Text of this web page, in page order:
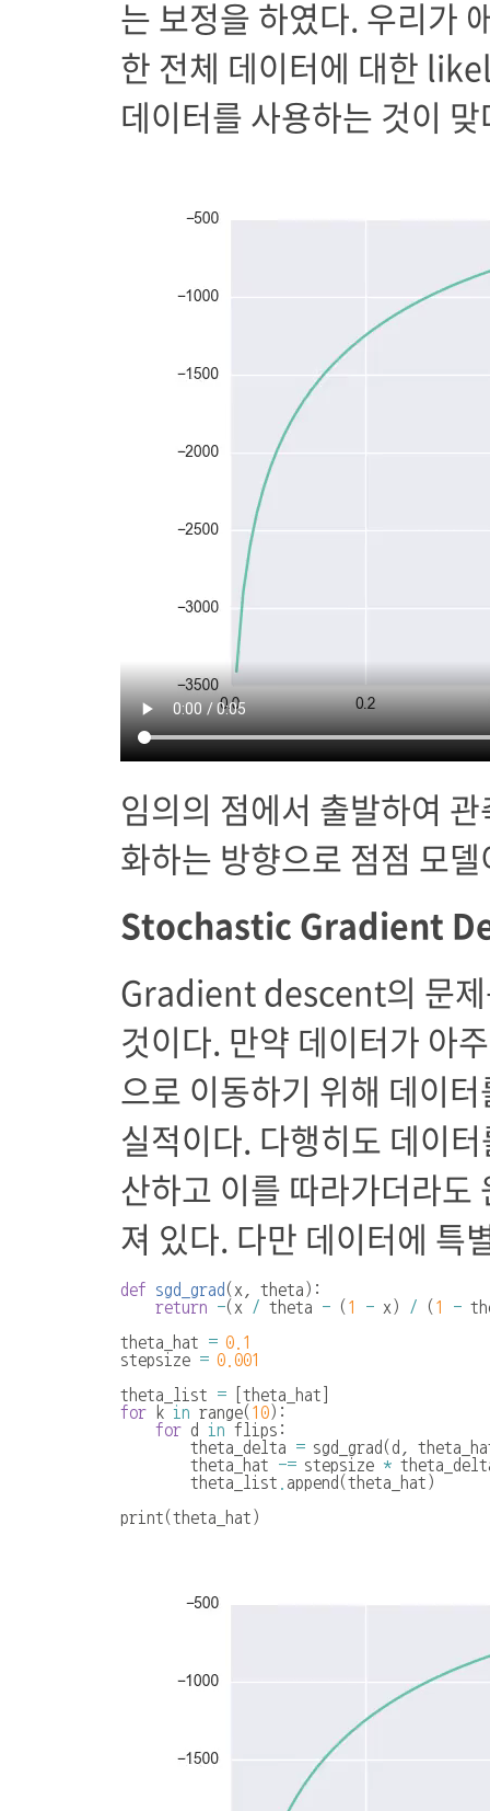
는 보정을 하였다. 우리가
한 전체 데이터에 대한
데이터를 사용하는 것이
임의의 점에서 출발하여
화하는 방향으로 점점 모
Stochastic Gradient
Gradient descent의 문제
것이다. 만약 데이터가 아
으로 이동하기 위해 데이
실적이다. 다행히도 데이
산하고 이를 따라가더라도
져 있다. 다만 데이터에 특
def sgd_grad ( x , theta ):
return
-( x / theta - ( 1 - x ) / ( 1 -
theta_hat
= 0.1
stepsize = 0.001
theta_list
= theta_hat
for
k in range( 10):
for d in flips :
theta_delta
= sgd_grad ( d ,
theta_hat
-= stepsize *
theta_list
append (theta_hat )
print(theta_hat )